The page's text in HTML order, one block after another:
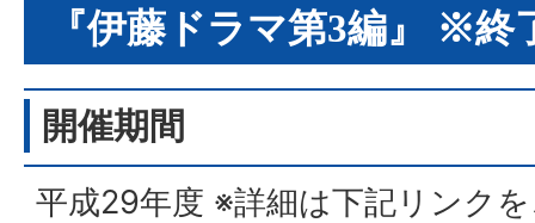
『伊藤ドラマ第3編』 ※終
開催期間
平成29年度 ※詳細は下記リンク